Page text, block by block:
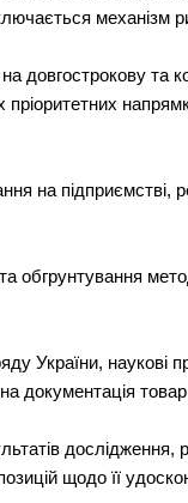
механізм
довгострокову та
на підприємстві,
України, наукові
документація
дослідження,
щодо її